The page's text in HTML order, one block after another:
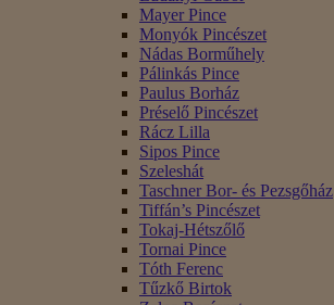
Mayer Pince
Monyók Pincészet
Nádas Borműhely
Pálinkás Pince
Paulus Borház
Préselő Pincészet
Rácz Lilla
Sipos Pince
Szeleshát
Taschner Bor- és Pezsgőház
Tiffán’s Pincészet
Tokaj-Hétszőlő
Tornai Pince
Tóth Ferenc
Tűzkő Birtok